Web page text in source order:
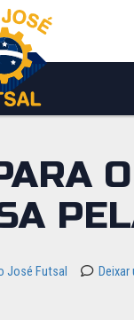
José Futsal